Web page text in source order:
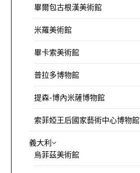
畢爾包古根漢美術館
米羅美術館
畢卡索美術館
普拉多博物館
提森-博內米薩博物館
索菲婭王后國家藝術中心博物館
義大利
烏菲茲美術館